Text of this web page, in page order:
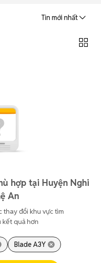
Tin mới nhất
hợp tại Huyện Nghi
An
thay đổi khu vực tìm
kết quả hơn
Blade A3Y